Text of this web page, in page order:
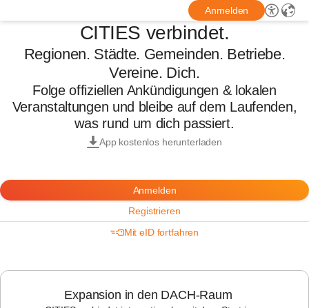
Anmelden
CITIES verbindet.
Regionen. Städte. Gemeinden. Betriebe.
Vereine. Dich.
Folge offiziellen Ankündigungen & lokalen
Veranstaltungen und bleibe auf dem Laufenden,
was rund um dich passiert.
App kostenlos herunterladen
Anmelden
Registrieren
Mit eID fortfahren
Expansion in den DACH-Raum